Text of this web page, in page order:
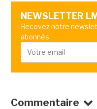
NEWSLETTER
Recevez notre
abonnés
Commentaire